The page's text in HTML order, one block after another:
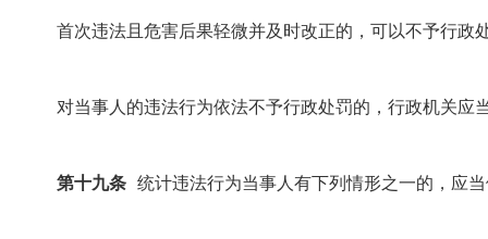
首次违法且危害后果轻微并及时改正的，可以不予行政
对当事人的违法行为依法不予行政处罚的，行政机关应
第十九条 统计违法行为当事人有下列情形之一的，应